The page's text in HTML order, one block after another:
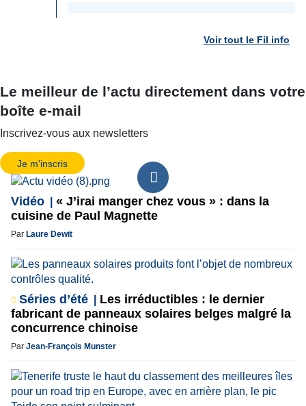
Voir tout le Fil info
Le meilleur de l’actu directement dans votre
boîte e-mail
Inscrivez-vous aux newsletters
Je m'inscris
Vidéo
« J’irai manger chez vous » : dans la
cuisine de Paul Magnette
Par Laure Dewit
Séries d’été
Les irréductibles : le dernier
fabricant de panneaux solaires belges malgré la
concurrence chinoise
Par Jean-François Munster